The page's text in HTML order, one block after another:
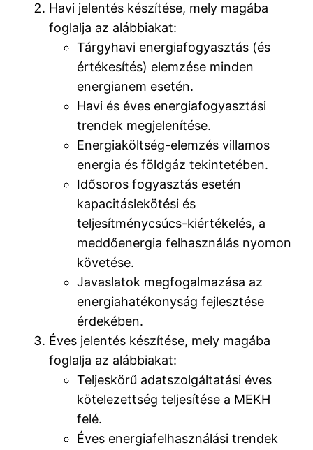
Havi jelentés készítése, mely magába
foglalja az alábbiakat:
Tárgyhavi energiafogyasztás (és
értékesítés) elemzése minden
energianem esetén.
Havi és éves energiafogyasztási
trendek megjelenítése.
Energiaköltség-elemzés villamos
energia és földgáz tekintetében.
Idősoros fogyasztás esetén
kapacitáslekötési és
teljesítménycsúcs-kiértékelés, a
meddőenergia felhasználás nyomon
követése.
Javaslatok megfogalmazása az
energiahatékonyság fejlesztése
érdekében.
Éves jelentés készítése, mely magába
foglalja az alábbiakat:
Teljeskörű adatszolgáltatási éves
kötelezettség teljesítése a MEKH
felé.
Éves energiafelhasználási trendek